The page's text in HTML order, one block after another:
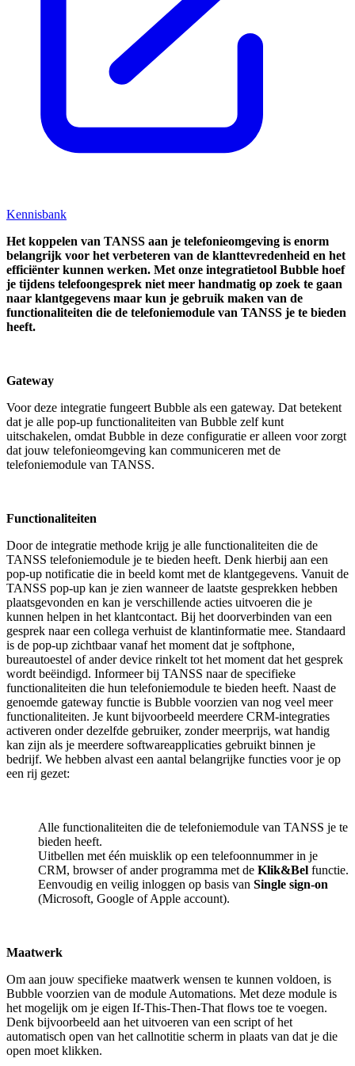
Kennisbank
Het koppelen van TANSS aan je telefonieomgeving is enorm
belangrijk voor het verbeteren van de klanttevredenheid en het
efficiënter kunnen werken. Met onze integratietool Bubble hoef
je tijdens telefoongesprek niet meer handmatig op zoek te gaan
naar klantgegevens maar kun je gebruik maken van de
functionaliteiten die de telefoniemodule van TANSS je te bieden
heeft.
Gateway
Voor deze integratie fungeert Bubble als een gateway. Dat betekent
dat je alle pop-up functionaliteiten van Bubble zelf kunt
uitschakelen, omdat Bubble in deze configuratie er alleen voor zorgt
dat jouw telefonieomgeving kan communiceren met de
telefoniemodule van TANSS.
Functionaliteiten
Door de integratie methode krijg je alle functionaliteiten die de
TANSS telefoniemodule je te bieden heeft. Denk hierbij aan een
pop-up notificatie die in beeld komt met de klantgegevens. Vanuit de
TANSS pop-up kan je zien wanneer de laatste gesprekken hebben
plaatsgevonden en kan je verschillende acties uitvoeren die je
kunnen helpen in het klantcontact. Bij het doorverbinden van een
gesprek naar een collega verhuist de klantinformatie mee. Standaard
is de pop-up zichtbaar vanaf het moment dat je softphone,
bureautoestel of ander device rinkelt tot het moment dat het gesprek
wordt beëindigd. Informeer bij TANSS naar de specifieke
functionaliteiten die hun telefoniemodule te bieden heeft. Naast de
genoemde gateway functie is Bubble voorzien van nog veel meer
functionaliteiten. Je kunt bijvoorbeeld meerdere CRM-integraties
activeren onder dezelfde gebruiker, zonder meerprijs, wat handig
kan zijn als je meerdere softwareapplicaties gebruikt binnen je
bedrijf. We hebben alvast een aantal belangrijke functies voor je op
een rij gezet:
Alle functionaliteiten die de telefoniemodule van TANSS je te
bieden heeft.
Uitbellen met één muisklik op een telefoonnummer in je
CRM, browser of ander programma met de Klik&Bel functie.
Eenvoudig en veilig inloggen op basis van Single sign-on
(Microsoft, Google of Apple account).
Maatwerk
Om aan jouw specifieke maatwerk wensen te kunnen voldoen, is
Bubble voorzien van de module Automations. Met deze module is
het mogelijk om je eigen If-This-Then-That flows toe te voegen.
Denk bijvoorbeeld aan het uitvoeren van een script of het
automatisch open van het callnotitie scherm in plaats van dat je die
open moet klikken.